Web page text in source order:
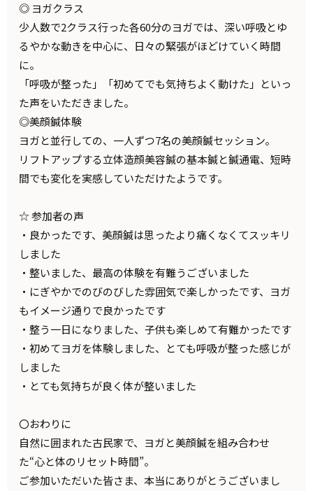
◎ ヨガクラス
少人数で2クラス行った各60分のヨガでは、深い呼吸とゆ
るやかな動きを中心に、日々の緊張がほどけていく時間
に。
「呼吸が整った」「初めてでも気持ちよく動けた」といっ
た声をいただきました。
◎美顔鍼体験
ヨガと並行しての、一人ずつ7名の美顔鍼セッション。
リフトアップする立体造顔美容鍼の基本鍼と鍼通電、短時
間でも変化を実感していただけたようです。
☆ 参加者の声
・良かったです、美顔鍼は思ったより痛くなくてスッキリ
しました
・整いました、最高の体験を有難うございました
・にぎやかでのびのびした雰囲気で楽しかったです、ヨガ
もイメージ通りで良かったです
・整う一日になりました、子供も楽しめて有難かったです
・初めてヨガを体験しました、とても呼吸が整った感じが
しました
・とても気持ちが良く体が整いました
〇おわりに
自然に囲まれた古民家で、ヨガと美顔鍼を組み合わせ
た“心と体のリセット時間”。
ご参加いただいた皆さま、本当にありがとうございまし